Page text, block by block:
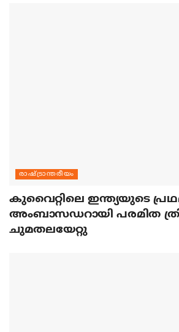
രാഷ്ട്രാന്തരീയം
കുവൈറ്റിലെ ഇന്ത്യയുടെ
അംബാസഡറായി പരമിത
ചുമതലയേറ്റു